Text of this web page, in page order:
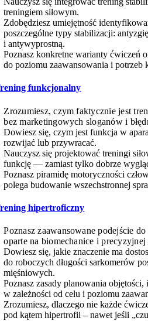
treningiem siłowym.
Zdobędziesz umiejętność
poszczególne typy stabilizacji:
i antywyprostną.
Poznasz konkretne warianty ćwiczeń
do poziomu zaawansowania i potrzeb
funkcjonalny
Zrozumiesz, czym faktycznie jest
bez marketingowych sloganów i
Dowiesz się, czym jest funkcja w
rozwijać lub przywracać.
Nauczysz się projektować treningi
funkcję — zamiast tylko dobrze
Poznasz piramidę motoryczności
polega budowanie wszechstronnej
hipertroficzny
Poznasz zaawansowane podejście
oparte na biomechanice i
Dowiesz się, jakie znaczenie ma
do roboczych długości sarkomerów
mięśniowych.
Poznasz zasady planowania
w zależności od celu i poziomu
Zrozumiesz, dlaczego nie każde
pod kątem hipertrofii – nawet jeśli